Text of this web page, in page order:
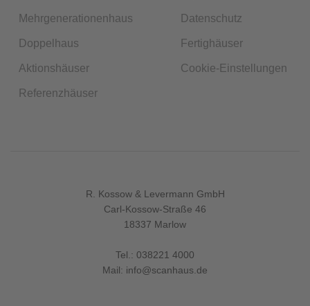
Mehrgenerationenhaus
Doppelhaus
Aktionshäuser
Referenzhäuser
Datenschutz
Fertighäuser
Cookie-Einstellungen
R. Kossow & Levermann GmbH
Carl-Kossow-Straße 46
18337 Marlow
Tel.: 038221 4000
Mail: info@scanhaus.de